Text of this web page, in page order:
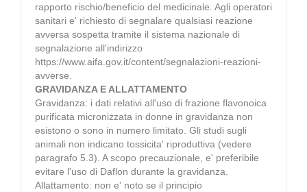
rapporto rischio/beneficio del medicinale. Agli operatori
sanitari e' richiesto di segnalare qualsiasi reazione
avversa sospetta tramite il sistema nazionale di
segnalazione all'indirizzo
https://www.aifa.gov.it/content/segnalazioni-reazioni-
avverse.
GRAVIDANZA E ALLATTAMENTO
Gravidanza: i dati relativi all'uso di frazione flavonoica
purificata micronizzata in donne in gravidanza non
esistono o sono in numero limitato. Gli studi sugli
animali non indicano tossicita' riproduttiva (vedere
paragrafo 5.3). A scopo precauzionale, e' preferibile
evitare l'uso di Daflon durante la gravidanza.
Allattamento: non e' noto se il principio